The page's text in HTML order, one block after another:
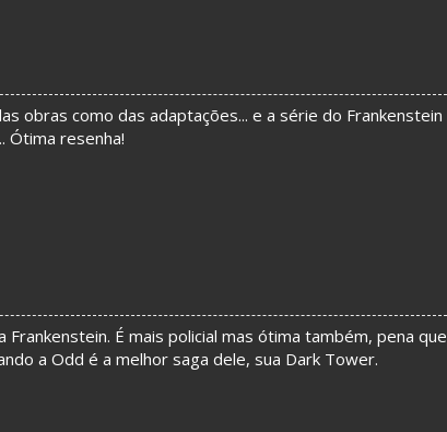
obras como das adaptações... e a série do Frankenstein
Ótima resenha!
Frankenstein. É mais policial mas ótima também, pena que
a Odd é a melhor saga dele, sua Dark Tower.